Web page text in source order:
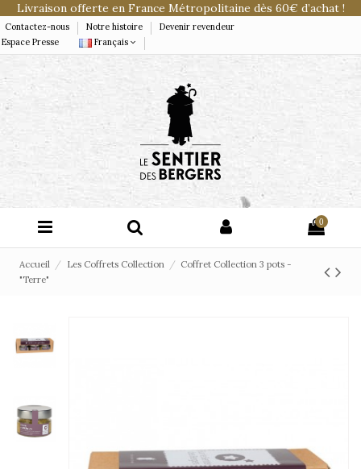
Livraison offerte en France Métropolitaine dès 60€ d’achat !
Contactez-nous Notre histoire
Devenir revendeur
Espace Presse
Français
0
Accueil Les Coffrets Collection
Coffret Collection 3 pots -
"Terre"